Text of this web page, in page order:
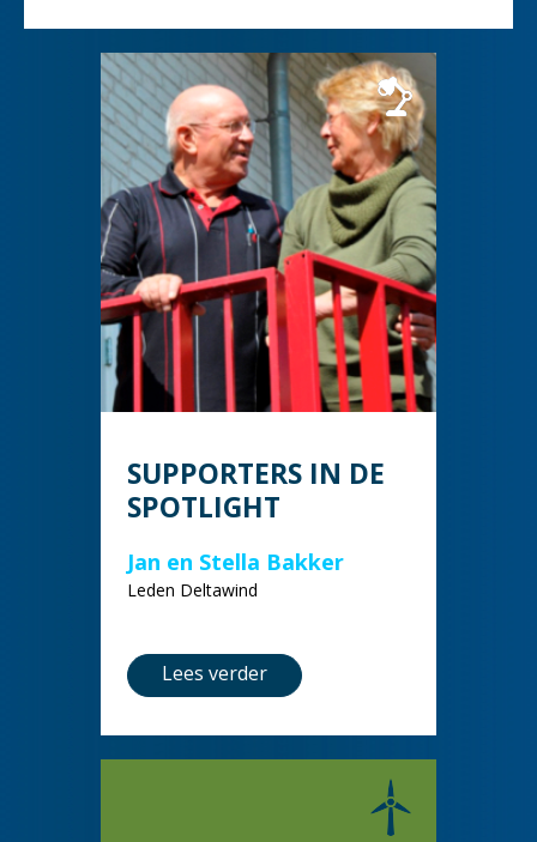
SUPPORTERS IN DE
SPOTLIGHT
Jan en Stella Bakker
Leden Deltawind
Lees verder